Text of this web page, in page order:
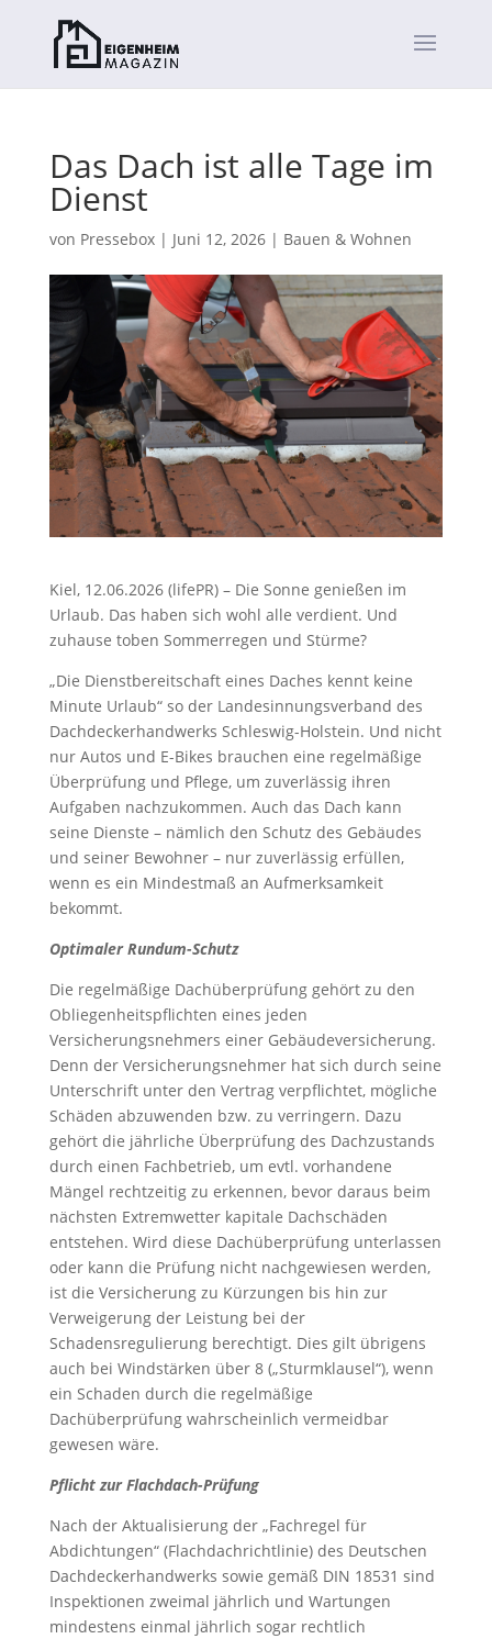
Das Dach ist alle Tage im
Dienst
von Pressebox| Juni 12, 2026| Bauen & Wohnen
Kiel, 12.06.2026 (lifePR) – Die Sonne genießen im
Urlaub. Das haben sich wohl alle verdient. Und
zuhause toben Sommerregen und Stürme?
„Die Dienstbereitschaft eines Daches kennt keine
Minute Urlaub“ so der Landesinnungsverband des
Dachdeckerhandwerks Schleswig-Holstein. Und nicht
nur Autos und E-Bikes brauchen eine regelmäßige
Überprüfung und Pflege, um zuverlässig ihren
Aufgaben nachzukommen. Auch das Dach kann
seine Dienste – nämlich den Schutz des Gebäudes
und seiner Bewohner – nur zuverlässig erfüllen,
wenn es ein Mindestmaß an Aufmerksamkeit
bekommt.
Optimaler Rundum-Schutz
Die regelmäßige Dachüberprüfung gehört zu den
Obliegenheitspflichten eines jeden
Versicherungsnehmers einer Gebäudeversicherung.
Denn der Versicherungsnehmer hat sich durch seine
Unterschrift unter den Vertrag verpflichtet, mögliche
Schäden abzuwenden bzw. zu verringern. Dazu
gehört die jährliche Überprüfung des Dachzustands
durch einen Fachbetrieb, um evtl. vorhandene
Mängel rechtzeitig zu erkennen, bevor daraus beim
nächsten Extremwetter kapitale Dachschäden
entstehen. Wird diese Dachüberprüfung unterlassen
oder kann die Prüfung nicht nachgewiesen werden,
ist die Versicherung zu Kürzungen bis hin zur
Verweigerung der Leistung bei der
Schadensregulierung berechtigt. Dies gilt übrigens
auch bei Windstärken über 8 („Sturmklausel“), wenn
ein Schaden durch die regelmäßige
Dachüberprüfung wahrscheinlich vermeidbar
gewesen wäre.
Pflicht zur Flachdach-Prüfung
Nach der Aktualisierung der „Fachregel für
Abdichtungen“ (Flachdachrichtlinie) des Deutschen
Dachdeckerhandwerks sowie gemäß DIN 18531 sind
Inspektionen zweimal jährlich und Wartungen
mindestens einmal jährlich sogar rechtlich